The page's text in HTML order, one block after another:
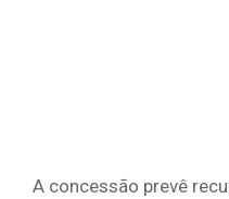
A concessão prevê